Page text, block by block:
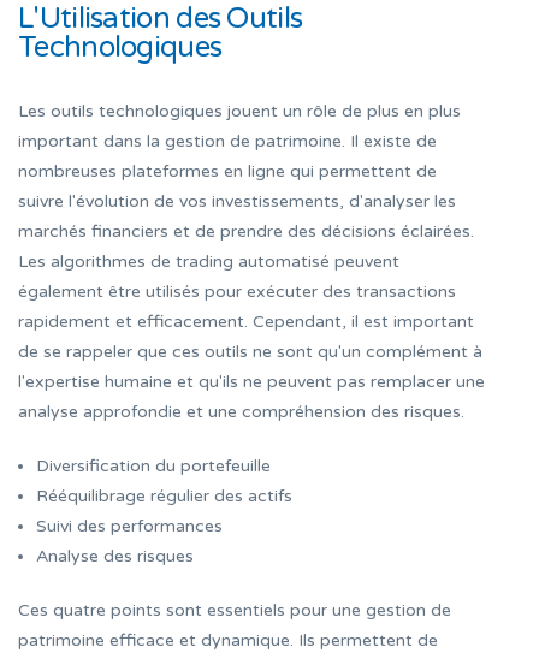
L'Utilisation des Outils
Technologiques
Les outils technologiques jouent un rôle de plus en plus
important dans la gestion de patrimoine. Il existe de
nombreuses plateformes en ligne qui permettent de
suivre l'évolution de vos investissements, d'analyser les
marchés financiers et de prendre des décisions éclairées.
Les algorithmes de trading automatisé peuvent
également être utilisés pour exécuter des transactions
rapidement et efficacement. Cependant, il est important
de se rappeler que ces outils ne sont qu'un complément à
l'expertise humaine et qu'ils ne peuvent pas remplacer une
analyse approfondie et une compréhension des risques.
Diversification du portefeuille
Rééquilibrage régulier des actifs
Suivi des performances
Analyse des risques
Ces quatre points sont essentiels pour une gestion de
patrimoine efficace et dynamique. Ils permettent de